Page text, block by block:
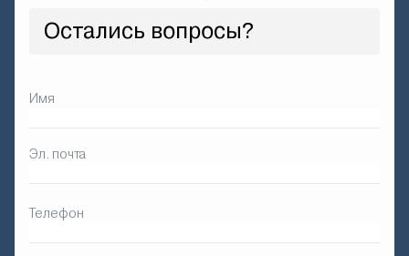
Остались вопросы?
Имя
Эл. почта
Телефон